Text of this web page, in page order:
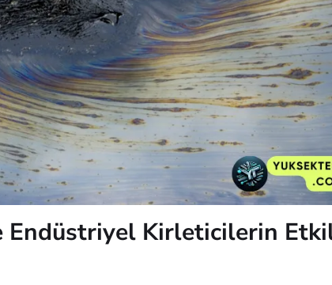
Endüstriyel Kirleticilerin